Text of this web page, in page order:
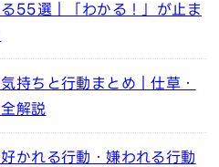
55選｜「わかる！」が止ま
持ちと行動まとめ｜仕草・
解説
かれる行動・嫌われる行動